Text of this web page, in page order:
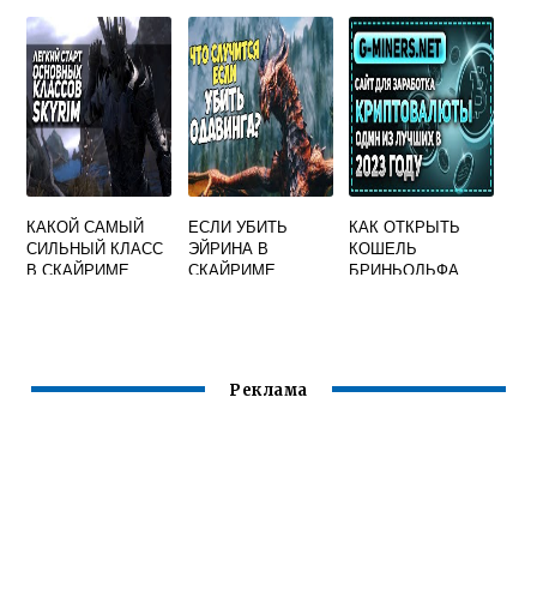
КАКОЙ САМЫЙ
СИЛЬНЫЙ КЛАСС
В СКАЙРИМЕ
ЕСЛИ УБИТЬ
ЭЙРИНА В
СКАЙРИМЕ
КАК ОТКРЫТЬ
КОШЕЛЬ
БРИНЬОЛЬФА
Реклама